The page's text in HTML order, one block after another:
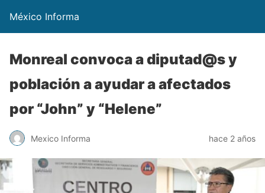
México Informa
Monreal convoca a diputad@s y
población a ayudar a afectados
por “John” y “Helene”
Mexico Informa hace 2 años